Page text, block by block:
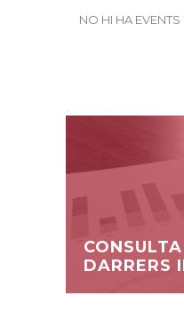
NO HI HA
DARRERS